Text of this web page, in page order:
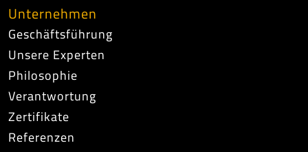
Unternehmen
Geschäftsführung
Unsere Experten
Philosophie
Verantwortung
Zertifikate
Referenzen